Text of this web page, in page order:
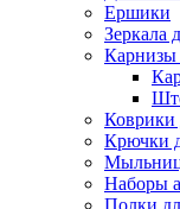
Ершики
Зеркала
Карнизы
Коврики
Крючки
Наборы
Полки